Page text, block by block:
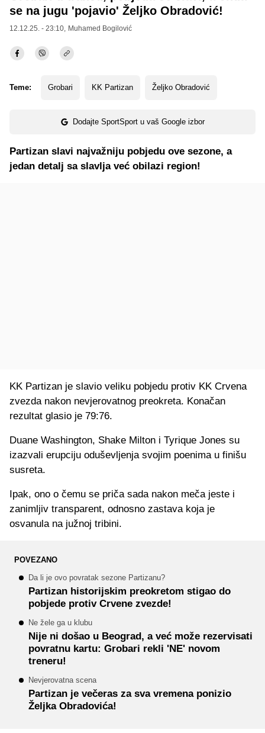
se na jugu 'pojavio' Željko Obradović!
12.12.25. - 23:10, Muhamed Bogilović
Teme: Grobari KK Partizan Željko Obradović
Dodajte SportSport u vaš Google izbor
Partizan slavi najvažniju pobjedu ove sezone, a
jedan detalj sa slavlja već obilazi region!
KK Partizan je slavio veliku pobjedu protiv KK Crvena
zvezda nakon nevjerovatnog preokreta. Konačan
rezultat glasio je 79:76.
Duane Washington, Shake Milton i Tyrique Jones su
izazvali erupciju oduševljenja svojim poenima u finišu
susreta.
Ipak, ono o čemu se priča sada nakon meča jeste i
zanimljiv transparent, odnosno zastava koja je
osvanula na južnoj tribini.
POVEZANO
Da li je ovo povratak sezone Partizanu?
Partizan historijskim preokretom stigao do
pobjede protiv Crvene zvezde!
Ne žele ga u klubu
Nije ni došao u Beograd, a već može rezervisati
povratnu kartu: Grobari rekli 'NE' novom
treneru!
Nevjerovatna scena
Partizan je večeras za sva vremena ponizio
Željka Obradovića!